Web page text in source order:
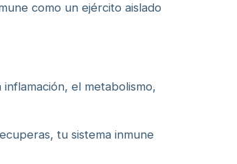
como un ejército aislado
el metabolismo,
tu sistema inmune